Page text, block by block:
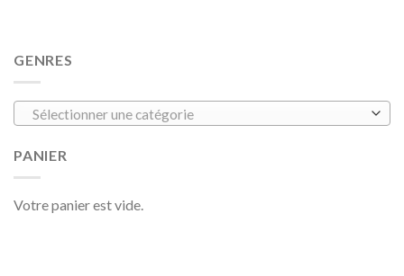
GENRES
Sélectionner une catégorie
PANIER
Votre panier est vide.